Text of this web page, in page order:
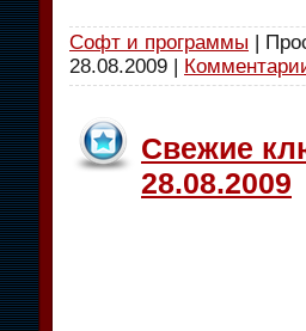
Софт и программы |
28.08.2009
Свежие
28.08.2009